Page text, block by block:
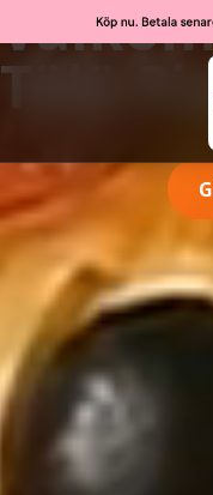
Tölö